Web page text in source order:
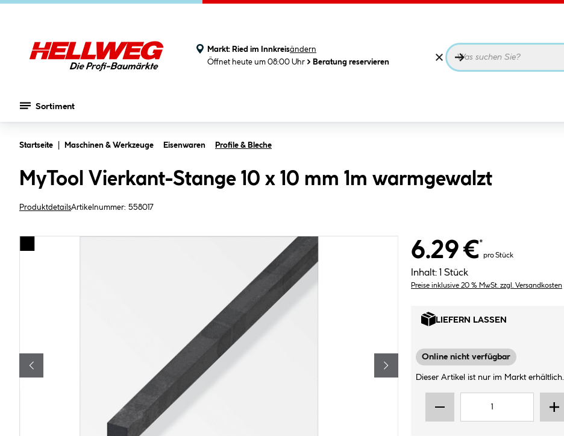
Markt: Ried im Innkreisändern
Öffnet heute um 08:00 Uhr
Beratung reservieren
Sortiment
Startseite Maschinen & Werkzeuge Eisenwaren Profile & Bleche
MyTool Vierkant-Stange 10 x 10 mm 1m warmgewalzt
ProduktdetailsArtikelnummer: 558017
6.29 €*
pro Stück
Inhalt: 1 Stück
Preise inklusive 20 % MwSt. zzgl. Versandkosten
LIEFERN LASSEN
Online nicht verfügbar
Dieser Artikel ist nur im Markt erhältlich.